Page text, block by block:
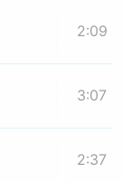
2:09
3:07
2:37